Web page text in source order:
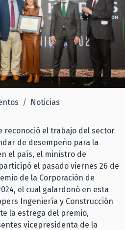
Noticias
reconoció el trabajo del sector
de desempeño para la
el país, el ministro de
el pasado viernes 26 de
de la Corporación de
el cual galardonó en esta
Ingeniería y Construcción
la estrega del premio,
vicepresidenta de la